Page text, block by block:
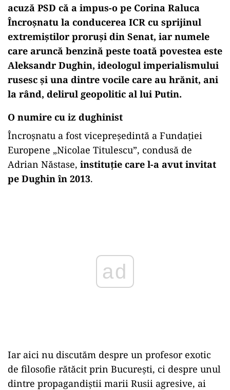
acuză PSD că a impus-o pe Corina Raluca
Încroșnatu la conducerea ICR cu sprijinul
extremiștilor proruși din Senat, iar numele
care aruncă benzină peste toată povestea este
Aleksandr Dughin, ideologul imperialismului
rusesc și una dintre vocile care au hrănit, ani
la rând, delirul geopolitic al lui Putin.
O numire cu iz dughinist
Încroșnatu a fost vicepreședintă a Fundației
Europene „Nicolae Titulescu”, condusă de
Adrian Năstase, instituție care l-a avut invitat
pe Dughin în 2013.
Iar aici nu discutăm despre un profesor exotic
de filosofie rătăcit prin București, ci despre unul
dintre propagandiștii marii Rusii agresive, ai